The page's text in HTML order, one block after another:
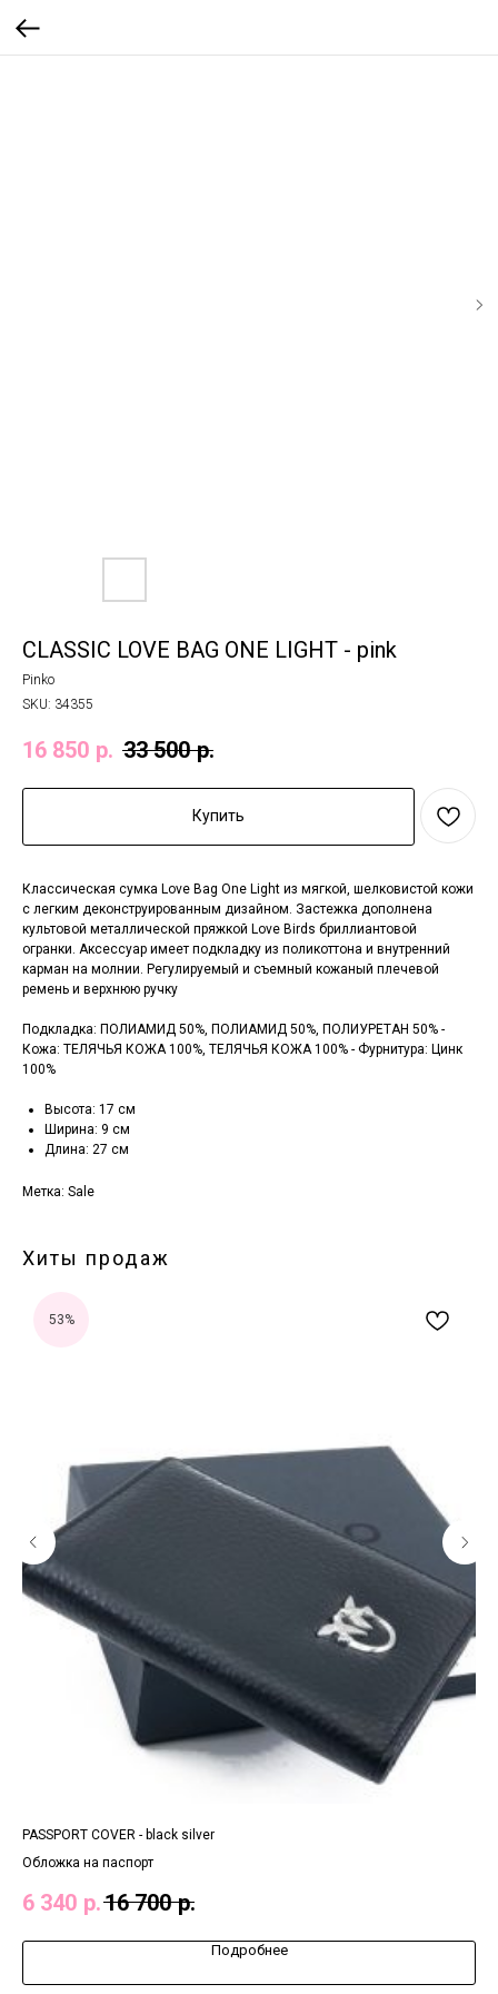
CLASSIC LOVE BAG ONE LIGHT - pink
Pinko
SKU: 34355
16 850 р. 33 500 р.
Купить
Классическая сумка Love Bag One Light из мягкой, шелковистой кожи
с легким деконструированным дизайном. Застежка дополнена
культовой металлической пряжкой Love Birds бриллиантовой
огранки. Аксессуар имеет подкладку из поликоттона и внутренний
карман на молнии. Регулируемый и съемный кожаный плечевой
ремень и верхнюю ручку
Подкладка: ПОЛИАМИД 50%, ПОЛИАМИД 50%, ПОЛИУРЕТАН 50% -
Кожа: ТЕЛЯЧЬЯ КОЖА 100%, ТЕЛЯЧЬЯ КОЖА 100% - Фурнитура: Цинк
100%
Высота: 17 см
Ширина: 9 см
Длина: 27 см
Метка: Sale
Хиты продаж
53%
PASSPORT COVER - black silver
Обложка на паспорт
6 340 р.16 700 р.
Подробнее